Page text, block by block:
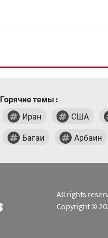
Горячие темы :
Иран
США
Багаи Арбаин
All rights
Copyright ©